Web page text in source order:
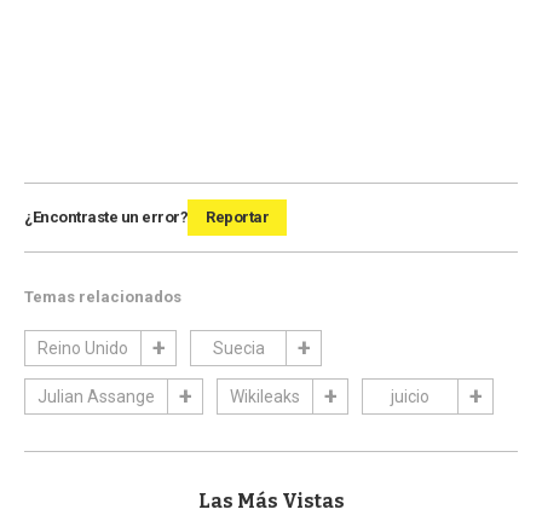
¿Encontraste un error? Reportar
Temas relacionados
Reino Unido Suecia
Julian Assange Wikileaks juicio
Las Más Vistas